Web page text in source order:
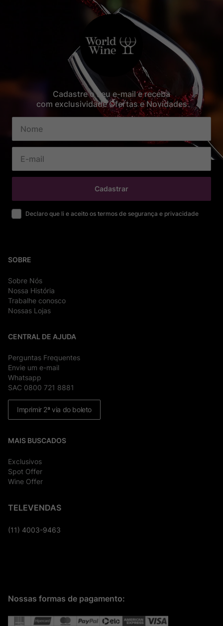
Cadastre o seu e-mail e receba
com exclusividade Ofertas e Novidades
Cadastrar
Declaro que li e aceito os termos de segurança e privacidade
SOBRE
Sobre Nós
Nossa História
Trabalhe conosco
Nossas Lojas
CENTRAL DE AJUDA
Perguntas Frequentes
Envie um e-mail
Whatsapp
SAC 0800 721 8881
Imprimir 2ª via do boleto
MAIS BUSCADOS
Exclusivos
Spot Offer
Wine Offer
TELEVENDAS
(11) 4003-9463
Nossas formas de pagamento: